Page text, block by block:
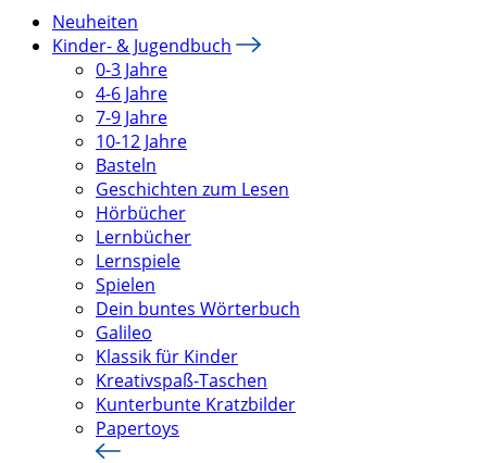
Neuheiten
Kinder- & Jugendbuch
0-3 Jahre
4-6 Jahre
7-9 Jahre
10-12 Jahre
Basteln
Geschichten zum Lesen
Hörbücher
Lernbücher
Lernspiele
Spielen
Dein buntes Wörterbuch
Galileo
Klassik für Kinder
Kreativspaß-Taschen
Kunterbunte Kratzbilder
Papertoys